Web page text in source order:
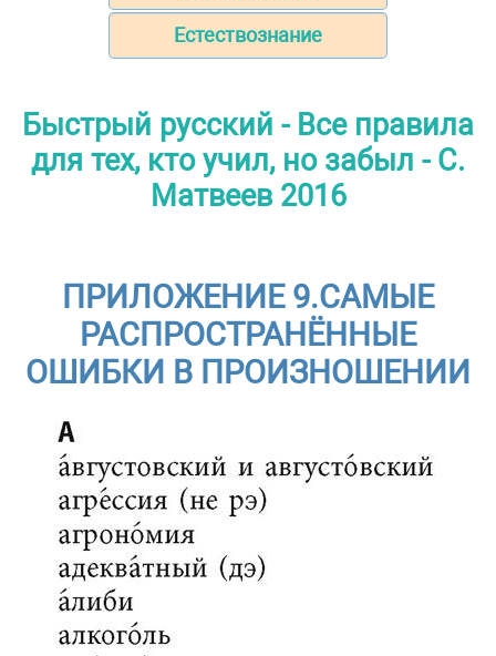
Естествознание
Быстрый русский - Все правила
для тех, кто учил, но забыл - С.
Матвеев 2016
ПРИЛОЖЕНИЕ 9.САМЫЕ
РАСПРОСТРАНЁННЫЕ
ОШИБКИ В ПРОИЗНОШЕНИИ